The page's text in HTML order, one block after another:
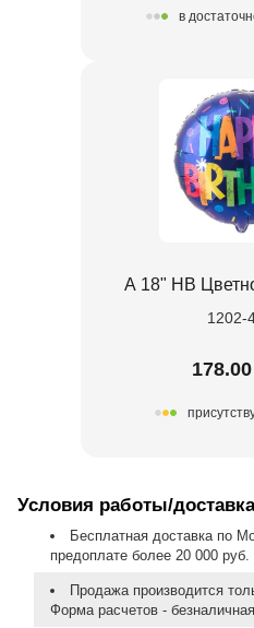
в
А 18" HB
1202-
Условия работы/доставка
Бесплатная доставка по
предоплате более 20 000 руб.
Продажа производится
Форма расчетов - безналичная.